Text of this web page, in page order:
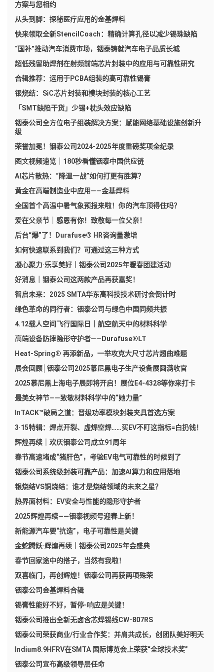
方案与您相约
从头到脚：探秘医疗应用的金基焊料
快来领取全新StencilCoach：精确计算孔径以减少锡珠缺陷
“国补”推动汽车消费市场，铟泰铸就汽车电子品质长城
超低残留助焊剂在射频前端芯片封装中的应用与可靠性研究
合辑推荐：运用于PCBA组装的高可靠性锡膏
银烧结：SiC芯片封装和模块封装的核心工艺
「SMT缺陷干货」少锡+枕头效应缺陷
铟泰公司全方位电子组装解决方案：赋能网络基础设施创新升
级
荣誉加冕！铟泰公司2024-2025年度重磅奖项全纪录
图文视频速览｜180秒看懂铟泰中国供应链
AI芯片散热：“降温一战”如何打更有胜算？
黄金在高端制造业中应用——金基焊料
全国首个高温中暑气象预报来啦！你的汽车顶得住吗？
爱在父亲节｜感恩有你！致敬每一位父亲！
后台“爆”了！Durafuse® HR咨询量激增
如何快速联系到我们？可通过这三种方式
凝心聚力·乐享美好｜铟泰公司2025年暖春团建活动
好消息｜铟泰公司这两款产品再获嘉奖！
智启未来：2025 SMTA华东高科技技术研讨会倒计时
绿色革命的同行者：铟泰公司与绿色中国同频共振
4.12载人空间飞行国际日｜航空航天中的材料科学
高端设备防摔隐形守护者——Durafuse®LT
Heat-Spring® 再添新品，一举攻克大尺寸芯片翘曲难题
展会回顾│铟泰公司2025慕尼黑电子生产设备展圆满收官
2025慕尼黑上海电子展即将开启！展位E4-4328等你来打卡
最美女神节——致敬材料科学中的“她力量”
InTACK™破局之道：晋级功率模块封装夹具首选方案
3·15特辑：焊点开裂、虚焊空焊……买EV不盯这指标=白扔钱！
辉煌再续｜欢庆铟泰公司成立91周年
春节高速堵成“猪肝色”，考验EV电气可靠性的时候到了
铟泰公司系统级封装可靠产品：加速AI算力和应用落地
银烧结VS铜烧结：谁才是烧结领域的未来之星？
热界面材料：EV安全与性能的隐形守护者
2025辉煌再续——铟泰视频号迎春上新！
新能源汽车要“抗造”，电子可靠性是关键
金蛇腾跃·辉煌再续｜铟泰公司2025年会盛典
春节回家途中的搭子，当然有我啦！
双喜临门，再创辉煌！铟泰公司再获两项殊荣
铟泰公司金基焊料合辑
锡膏性能好不好，暂停-响应是关键！
铟泰公司推出全新无卤含芯焊锡线CW-807RS
铟泰公司荣获商业/行业合作奖：并肩共成长，创团队美好明天
Indium8.9HFRV在SMTA 国际博览会上荣获“全球技术奖”
铟泰公司宣布高级领导层任命